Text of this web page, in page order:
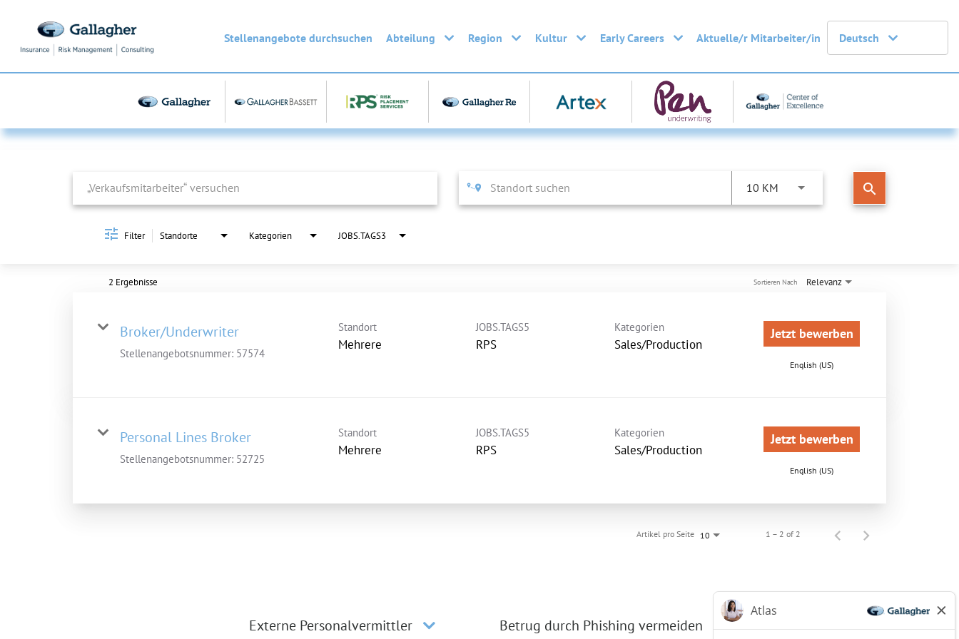
Stellenangebote durchsuchen Abteilung Region Kultur Early Careers Aktuelle/r Mitarbeiter/in Deutsch
Job Search Page
10 KM search
Filter Standorte Kategorien JOBS.TAGS3
2 Ergebnisse Relevanz
Sortieren Nach
Broker/Underwriter
Stellenangebotsnummer: 57574
Standort
Mehrere
JOBS.TAGS5
RPS
Kategorien
Sales/Production
Jetzt bewerben
English (US)
Personal Lines Broker
Stellenangebotsnummer: 52725
Standort
Mehrere
JOBS.TAGS5
RPS
Kategorien
Sales/Production
Jetzt bewerben
English (US)
Artikel pro Seite 10 1 – 2 of 2
Externe Personalvermittler Betrug durch Phishing vermeiden